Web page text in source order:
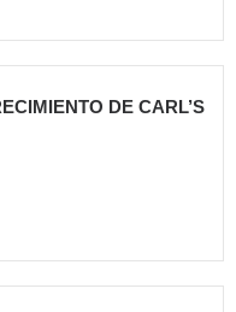
DE CARL’S